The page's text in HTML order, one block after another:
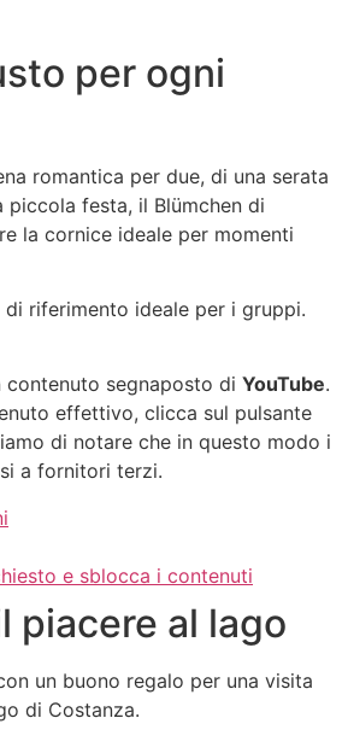
per ogni
romantica per due, di una serata
festa, il Blümchen di
la cornice ideale per momenti
di riferimento ideale per i gruppi.
contenuto segnaposto di YouTube.
effettivo, clicca sul pulsante
di notare che in questo modo i
a fornitori terzi.
e sblocca i contenuti
piacere al lago
un buono regalo per una visita
di Costanza.